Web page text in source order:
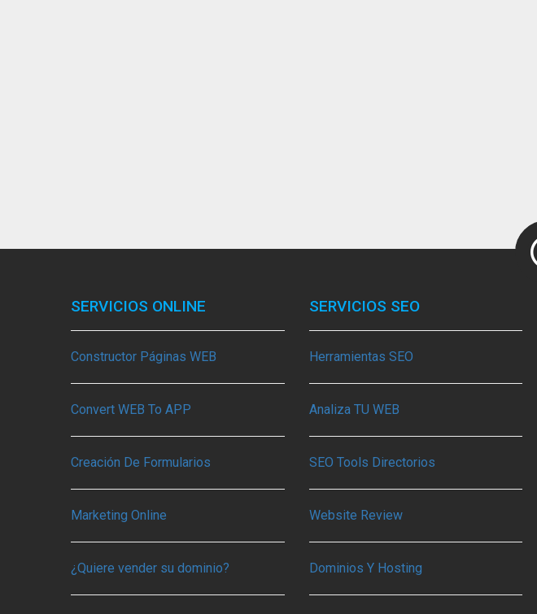
SERVICIOS ONLINE
Constructor Páginas WEB
Convert WEB To APP
Creación De Formularios
Marketing Online
¿Quiere vender su dominio?
SERVICIOS SEO
Herramientas SEO
Analiza TU WEB
SEO Tools Directorios
Website Review
Dominios Y Hosting